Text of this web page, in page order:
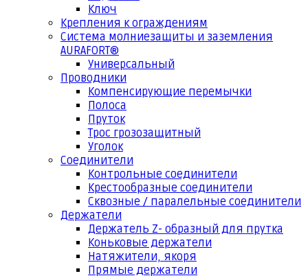
Ключ
Крепления к ограждениям
Система молниезащиты и заземления
AURAFORT®
Универсальный
Проводники
Компенсирующие перемычки
Полоса
Пруток
Трос грозозащитный
Уголок
Соединители
Контрольные соединители
Крестообразные соединители
Сквозные / паралельные соединители
Держатели
Держатель Z- образный для прутка
Коньковые держатели
Натяжители, якоря
Прямые держатели